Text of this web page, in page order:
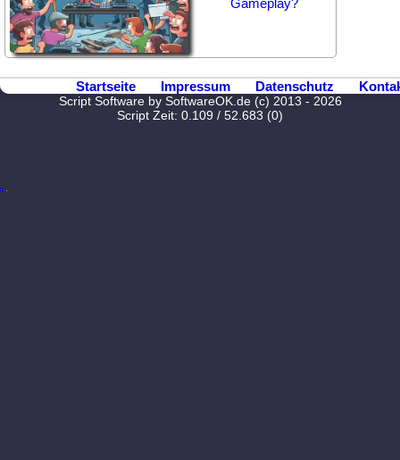
Gameplay?
Startseite Impressum Datenschutz
Script Software by SoftwareOK.de (c) 2013 - 2026
Script Zeit: 0.109 / 52.683 (0)